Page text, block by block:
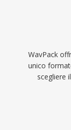
decenni
source è
stata
numerosi
anche
sheet
le
WavPack
unico
scegliere